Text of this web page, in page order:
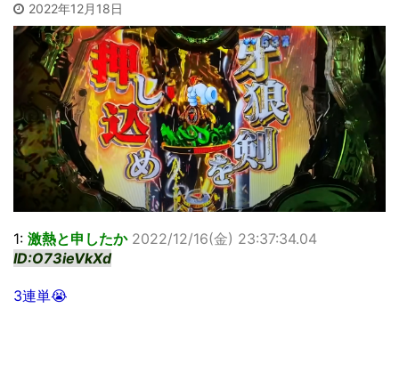
2022年12月18日
1: 激熱と申したか 2022/12/16(金) 23:37:34.04
ID:O73ieVkXd
3連単😭